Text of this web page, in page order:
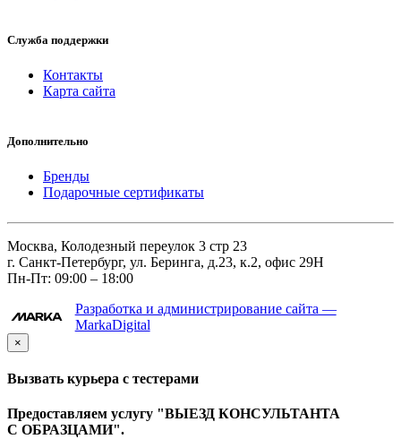
Служба поддержки
Контакты
Карта сайта
Дополнительно
Бренды
Подарочные сертификаты
Москва, Колодезный переулок 3 стр 23
г. Санкт-Петербург, ул. Беринга, д.23, к.2, офис 29Н
Пн-Пт: 09:00 – 18:00
Разработка и администрирование сайта —
MarkaDigital
×
Вызвать курьера с тестерами
Предоставляем услугу "ВЫЕЗД КОНСУЛЬТАНТА
С ОБРАЗЦАМИ".